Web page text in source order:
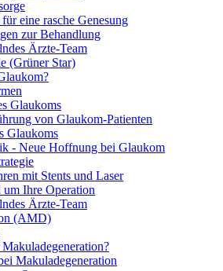
eine rasche Genesung
zur Behandlung
Ärzte-Team
(Grüner Star)
Glaukoms
von Glaukom-Patienten
Glaukoms
- Neue Hoffnung bei Glaukom
mit Stents und Laser
um Ihre Operation
Ärzte-Team
(AMD)
Makuladegeneration